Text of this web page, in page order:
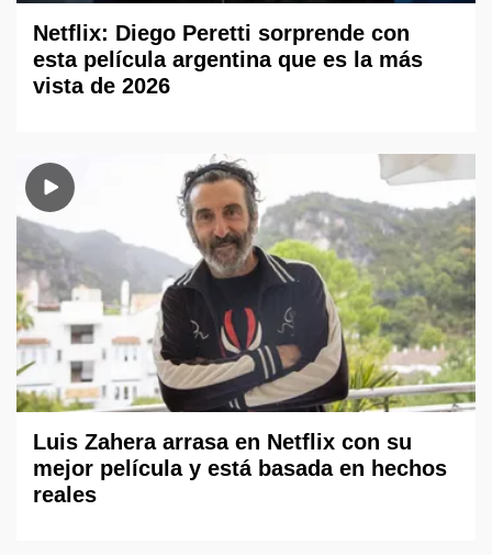
Netflix: Diego Peretti sorprende con
esta película argentina que es la más
vista de 2026
Luis Zahera arrasa en Netflix con su
mejor película y está basada en hechos
reales